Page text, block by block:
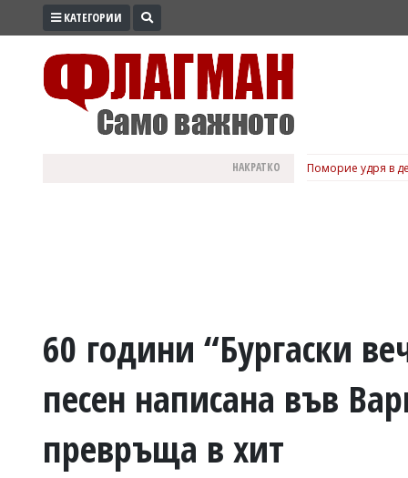
ПРОМО
ВОЙНАТА
УКРАЙНА
РАЗСЛЕДВАНЕ
КАТЕГОРИИ
НАКРАТКО Поморие удря в
60 години “Бургаски
песен написана във
превръща в хит